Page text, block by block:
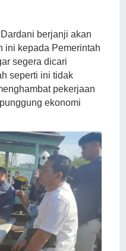
berjanji akan
ini kepada Pemerintah
segera dicari
seperti ini tidak
pekerjaan
ekonomi